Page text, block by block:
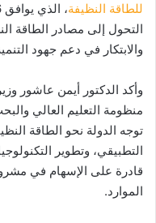
للطاقة النظيفة
التحول إلى مصادر الطاقة
والابتكار في دعم جهود
وأكد الدكتور أيمن عاشور
منظومة التعليم العالي
توجه الدولة نحو الطاقة
التطبيقي، وتطوير
قادرة على الإسهام في
الموارد.